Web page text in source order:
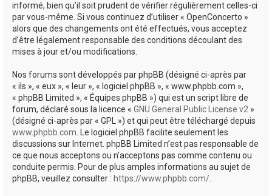
informé, bien qu’il soit prudent de vérifier régulièrement celles-ci
par vous-même. Si vous continuez d’utiliser « OpenConcerto »
alors que des changements ont été effectués, vous acceptez
d’être légalement responsable des conditions découlant des
mises à jour et/ou modifications.
Nos forums sont développés par phpBB (désigné ci-après par
« ils », « eux », « leur », « logiciel phpBB », « www.phpbb.com »,
« phpBB Limited », « Équipes phpBB ») qui est un script libre de
forum, déclaré sous la licence « GNU General Public License v2 »
(désigné ci-après par « GPL ») et qui peut être téléchargé depuis
www.phpbb.com. Le logiciel phpBB facilite seulement les
discussions sur Internet. phpBB Limited n’est pas responsable de
ce que nous acceptons ou n’acceptons pas comme contenu ou
conduite permis. Pour de plus amples informations au sujet de
phpBB, veuillez consulter : https://www.phpbb.com/.